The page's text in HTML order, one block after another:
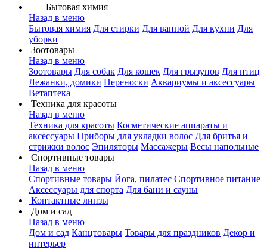
Бытовая химия
Назад в меню
Бытовая химия Для стирки Для ванной Для кухни Для
уборки
Зоотовары
Назад в меню
Зоотовары Для собак Для кошек Для грызунов Для птиц
Лежанки, домики Переноски Аквариумы и аксессуары
Ветаптека
Техника для красоты
Назад в меню
Техника для красоты Косметические аппараты и
аксессуары Приборы для укладки волос Для бритья и
стрижки волос Эпиляторы Массажеры Весы напольные
Спортивные товары
Назад в меню
Спортивные товары Йога, пилатес Спортивное питание
Аксессуары для спорта Для бани и сауны
Контактные линзы
Дом и сад
Назад в меню
Дом и сад Канцтовары Товары для праздников Декор и
интерьер